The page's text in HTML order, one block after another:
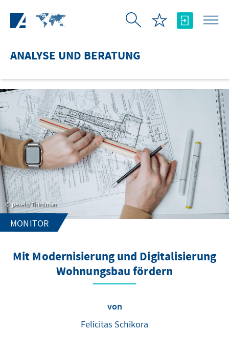
ANALYSE UND BERATUNG
pexels/ Thirdman
MONITOR
Mit Modernisierung und Digitalisierung
Wohnungsbau fördern
von
Felicitas Schikora